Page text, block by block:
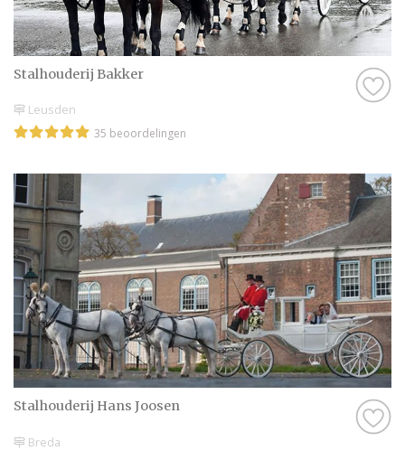
Stalhouderij Bakker
Leusden
35 beoordelingen
Stalhouderij Hans Joosen
Breda